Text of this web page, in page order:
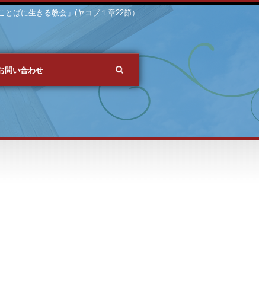
とばに生きる教会」(ヤコブ１章22節）
問い合わせ